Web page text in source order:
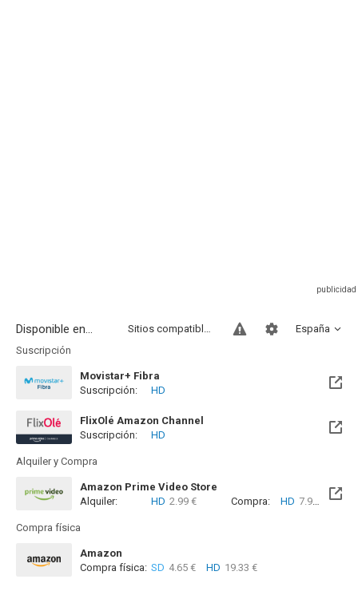
Disponible en... España
Sitios compatibles
Suscripción
Movistar+ Fibra
Disponible hasta el Vie, 01 Ene 2100 (Quedan 73 años)
Suscripción: HD
FlixOlé Amazon Channel
Suscripción:
HD
Alquiler y Compra
Amazon Prime Video Store
Alquiler:
HD 2.99 € Compra: HD 7.99 €
Compra física
Amazon
Compra física: SD 4.65 € HD 19.33 €